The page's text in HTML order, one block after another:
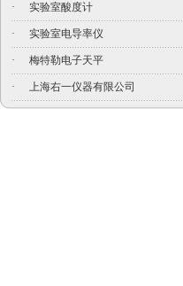
· 实验室酸度计
· 实验室电导率仪
· 梅特勒电子天平
· 上海右一仪器有限公司